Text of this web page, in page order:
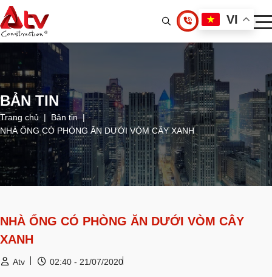
VI
BẢN TIN
Trang chủ
Bản tin
NHÀ ỐNG CÓ PHÒNG ĂN DƯỚI VÒM CÂY XANH
NHÀ ỐNG CÓ PHÒNG ĂN DƯỚI VÒM CÂY
XANH
Atv 02:40 - 21/07/2020